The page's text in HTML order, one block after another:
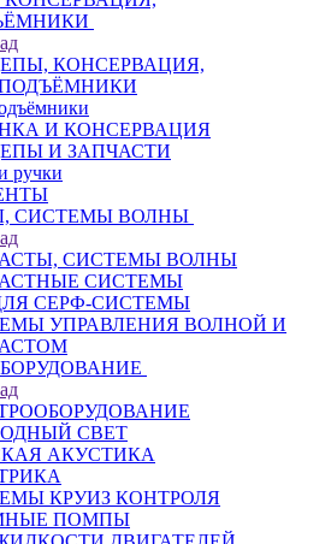
КОНСЕРВАЦИЯ,
И КОНСЕРВАЦИЯ
И ЗАПЧАСТИ
ручки
СИСТЕМЫ ВОЛНЫ
СИСТЕМЫ ВОЛНЫ
СИСТЕМЫ
СЕРФ-СИСТЕМЫ
УПРАВЛЕНИЯ ВОЛНОЙ И
СВЕТ
АКУСТИКА
КРУИЗ КОНТРОЛЯ
ПОМПЫ